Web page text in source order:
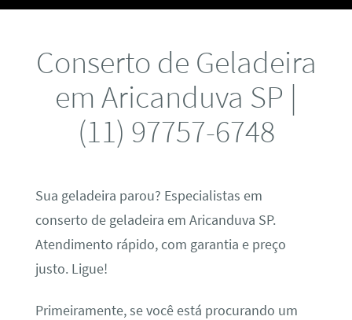
Conserto de Geladeira
em Aricanduva SP |
(11) 97757-6748
Sua geladeira parou? Especialistas em
conserto de geladeira em Aricanduva SP.
Atendimento rápido, com garantia e preço
justo. Ligue!
Primeiramente, se você está procurando um